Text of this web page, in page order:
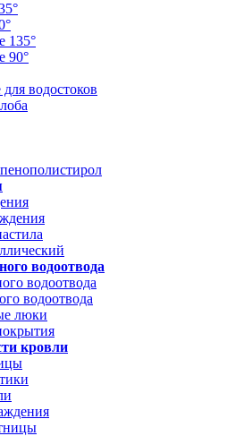
135°
90°
водостоков
водоотвода
водоотвода
водоотвода
люки
кровли